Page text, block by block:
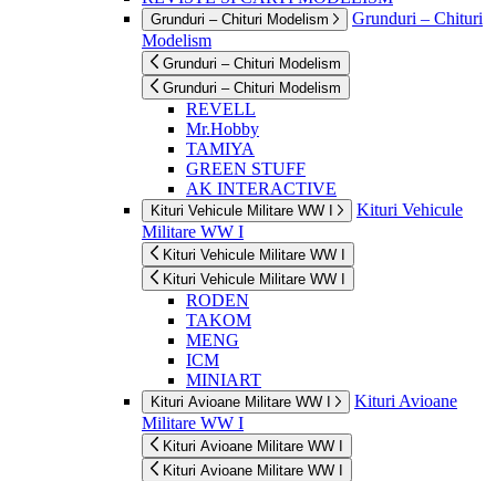
Grunduri – Chituri Modelism
Grunduri – Chituri
Modelism
Grunduri – Chituri Modelism
Grunduri – Chituri Modelism
REVELL
Mr.Hobby
TAMIYA
GREEN STUFF
AK INTERACTIVE
Kituri Vehicule Militare WW I
Kituri Vehicule
Militare WW I
Kituri Vehicule Militare WW I
Kituri Vehicule Militare WW I
RODEN
TAKOM
MENG
ICM
MINIART
Kituri Avioane Militare WW I
Kituri Avioane
Militare WW I
Kituri Avioane Militare WW I
Kituri Avioane Militare WW I